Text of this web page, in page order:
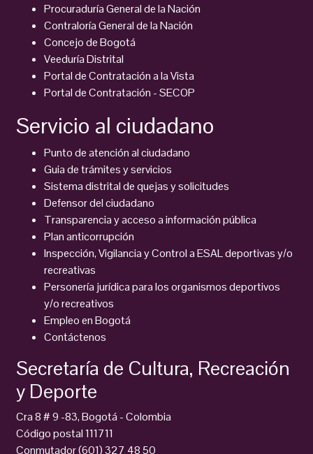
Procuraduría General de la Nación
Contraloría General de la Nación
Concejo de Bogotá
Veeduría Distrital
Portal de Contratación a la Vista
Portal de Contratación - SECOP
Servicio al ciudadano
Punto de atención al ciudadano
Guia de trámites y servicios
Sistema distrital de quejas y solicitudes
Defensor del ciudadano
Transparencia y acceso a información pública
Plan anticorrupción
Inspección, Vigilancia y Control a ESAL deportivas y/o
recreativas
Personería jurídica para los organismos deportivos
y/o recreativos
Empleo en Bogotá
Contáctenos
Secretaría de Cultura, Recreación
y Deporte
Cra 8 # 9 -83, Bogotá - Colombia
Código postal 111711
Conmutador (601) 327 48 50